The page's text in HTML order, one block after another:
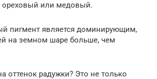
ореховый или медовый.
пигмент является доминирующим,
на земном шаре больше, чем
оттенок радужки? Это не только